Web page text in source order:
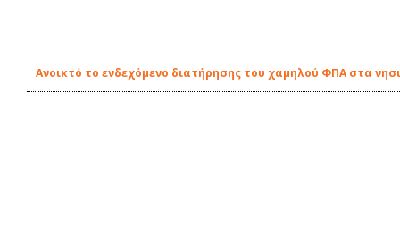
Ανοικτό το ενδεχόμενο διατήρησης του χαμηλού ΦΠΑ στα